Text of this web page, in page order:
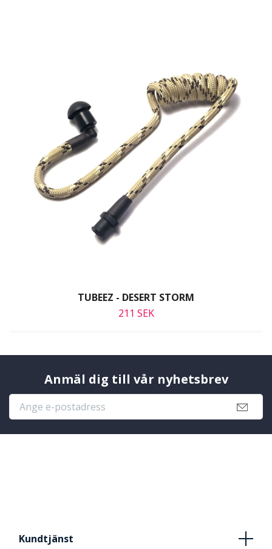
TUBEEZ - DESERT STORM
211 SEK
Anmäl dig till vår nyhetsbrev
Kundtjänst